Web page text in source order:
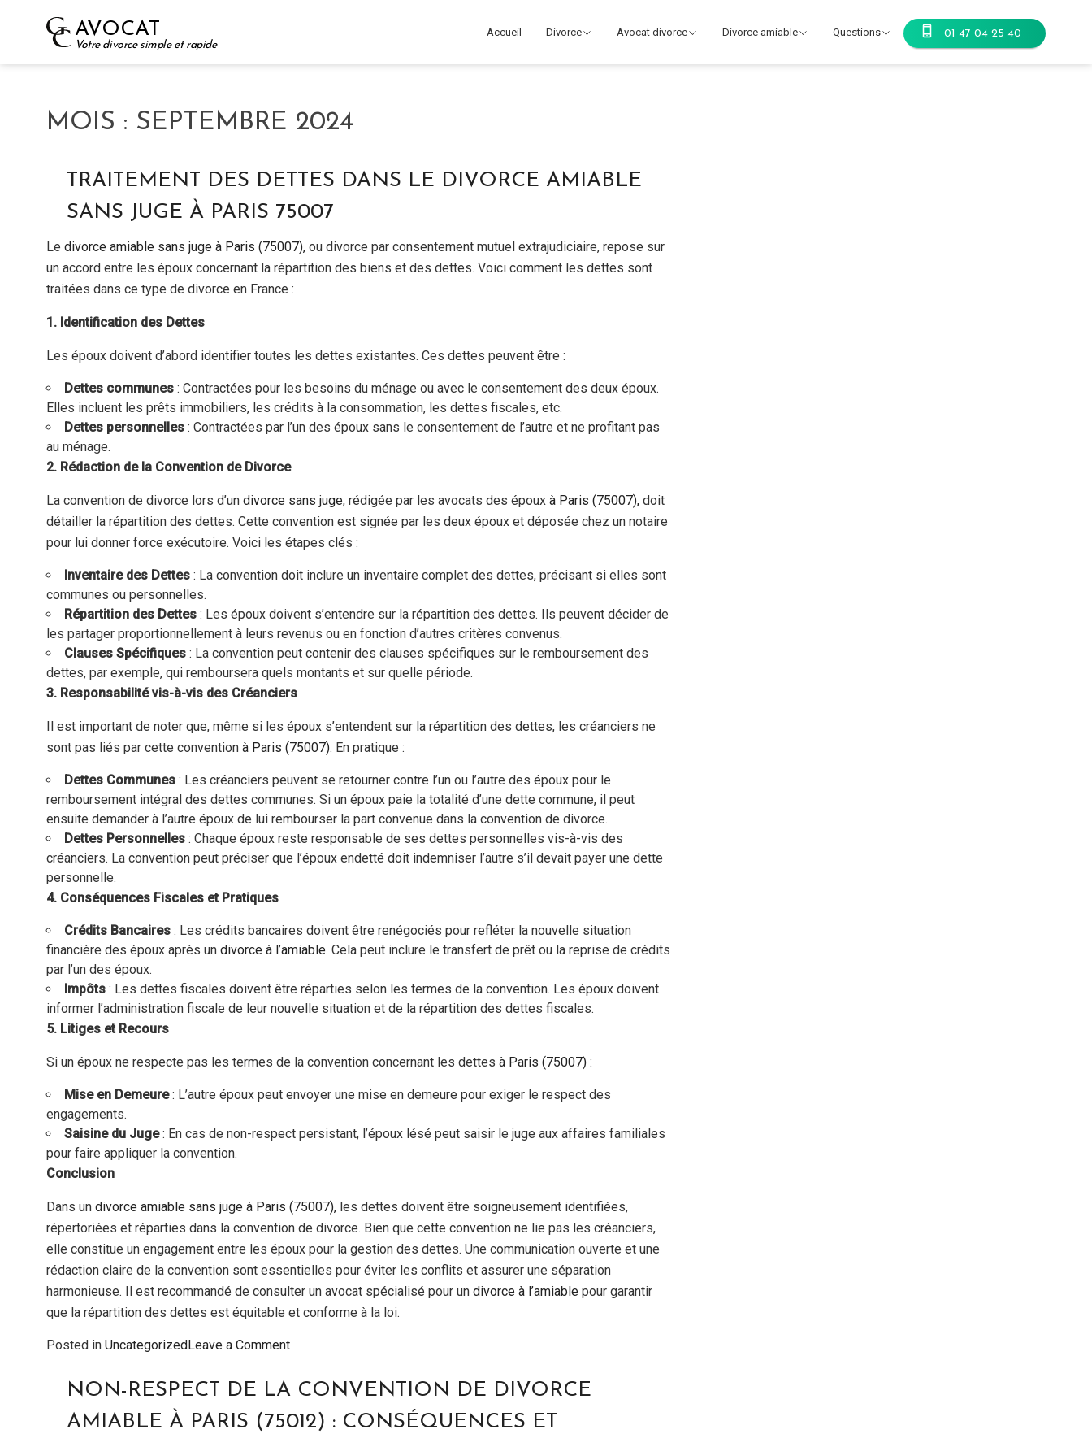
AVOCAT
Votre divorce simple et rapide
Accueil Divorce Avocat divorce Divorce amiable Questions 01 47 04 25 40
MOIS : SEPTEMBRE 2024
TRAITEMENT DES DETTES DANS LE DIVORCE AMIABLE
SANS JUGE À PARIS 75007
Le divorce amiable sans juge à Paris (75007), ou divorce par consentement mutuel extrajudiciaire, repose sur
un accord entre les époux concernant la répartition des biens et des dettes. Voici comment les dettes sont
traitées dans ce type de divorce en France :
1. Identification des Dettes
Les époux doivent d’abord identifier toutes les dettes existantes. Ces dettes peuvent être :
Dettes communes : Contractées pour les besoins du ménage ou avec le consentement des deux époux.
Elles incluent les prêts immobiliers, les crédits à la consommation, les dettes fiscales, etc.
Dettes personnelles : Contractées par l’un des époux sans le consentement de l’autre et ne profitant pas
au ménage.
2. Rédaction de la Convention de Divorce
La convention de divorce lors d’un divorce sans juge, rédigée par les avocats des époux à Paris (75007), doit
détailler la répartition des dettes. Cette convention est signée par les deux époux et déposée chez un notaire
pour lui donner force exécutoire. Voici les étapes clés :
Inventaire des Dettes : La convention doit inclure un inventaire complet des dettes, précisant si elles sont
communes ou personnelles.
Répartition des Dettes : Les époux doivent s’entendre sur la répartition des dettes. Ils peuvent décider de
les partager proportionnellement à leurs revenus ou en fonction d’autres critères convenus.
Clauses Spécifiques : La convention peut contenir des clauses spécifiques sur le remboursement des
dettes, par exemple, qui remboursera quels montants et sur quelle période.
3. Responsabilité vis-à-vis des Créanciers
Il est important de noter que, même si les époux s’entendent sur la répartition des dettes, les créanciers ne
sont pas liés par cette convention à Paris (75007). En pratique :
Dettes Communes : Les créanciers peuvent se retourner contre l’un ou l’autre des époux pour le
remboursement intégral des dettes communes. Si un époux paie la totalité d’une dette commune, il peut
ensuite demander à l’autre époux de lui rembourser la part convenue dans la convention de divorce.
Dettes Personnelles : Chaque époux reste responsable de ses dettes personnelles vis-à-vis des
créanciers. La convention peut préciser que l’époux endetté doit indemniser l’autre s’il devait payer une dette
personnelle.
4. Conséquences Fiscales et Pratiques
Crédits Bancaires : Les crédits bancaires doivent être renégociés pour refléter la nouvelle situation
financière des époux après un divorce à l’amiable. Cela peut inclure le transfert de prêt ou la reprise de crédits
par l’un des époux.
Impôts : Les dettes fiscales doivent être réparties selon les termes de la convention. Les époux doivent
informer l’administration fiscale de leur nouvelle situation et de la répartition des dettes fiscales.
5. Litiges et Recours
Si un époux ne respecte pas les termes de la convention concernant les dettes à Paris (75007) :
Mise en Demeure: L’autre époux peut envoyer une mise en demeure pour exiger le respect des
engagements.
Saisine du Juge: En cas de non-respect persistant, l’époux lésé peut saisir le juge aux affaires familiales
pour faire appliquer la convention.
Conclusion
Dans un divorce amiable sans juge à Paris (75007), les dettes doivent être soigneusement identifiées,
répertoriées et réparties dans la convention de divorce. Bien que cette convention ne lie pas les créanciers,
elle constitue un engagement entre les époux pour la gestion des dettes. Une communication ouverte et une
rédaction claire de la convention sont essentielles pour éviter les conflits et assurer une séparation
harmonieuse. Il est recommandé de consulter un avocat spécialisé pour un divorce à l’amiable pour garantir
que la répartition des dettes est équitable et conforme à la loi.
Posted in UncategorizedLeave a Commenton
des
dans
NON-RESPECT DE LA CONVENTION DE DIVORCE
AMIABLE À PARIS (75012) : CONSÉQUENCES ET